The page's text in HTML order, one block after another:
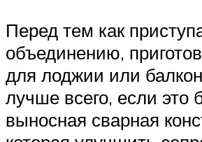
Перед тем как
объединению,
для лоджии или
лучше всего, если это
выносная сварная